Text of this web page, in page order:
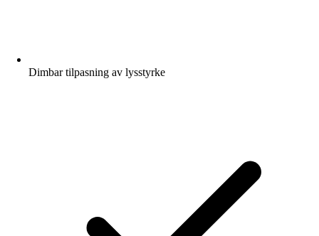
Dimbar tilpasning av lysstyrke